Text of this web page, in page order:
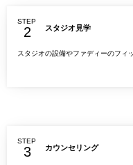
STEP
スタジオ見学
スタジオの設備やファディーのフィ
STEP
カウンセリング